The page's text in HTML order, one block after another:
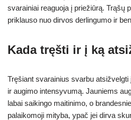
svarainiai reaguoja į priežiūrą. Trąšų
priklauso nuo dirvos derlingumo ir
Kada tręšti ir į ką
Tręšiant svarainius svarbu
ir augimo intensyvumą. Jauniems
labai saikingo maitinimo, o
palaikomoji mityba, ypač jei dirva